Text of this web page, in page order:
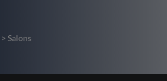
> Salons